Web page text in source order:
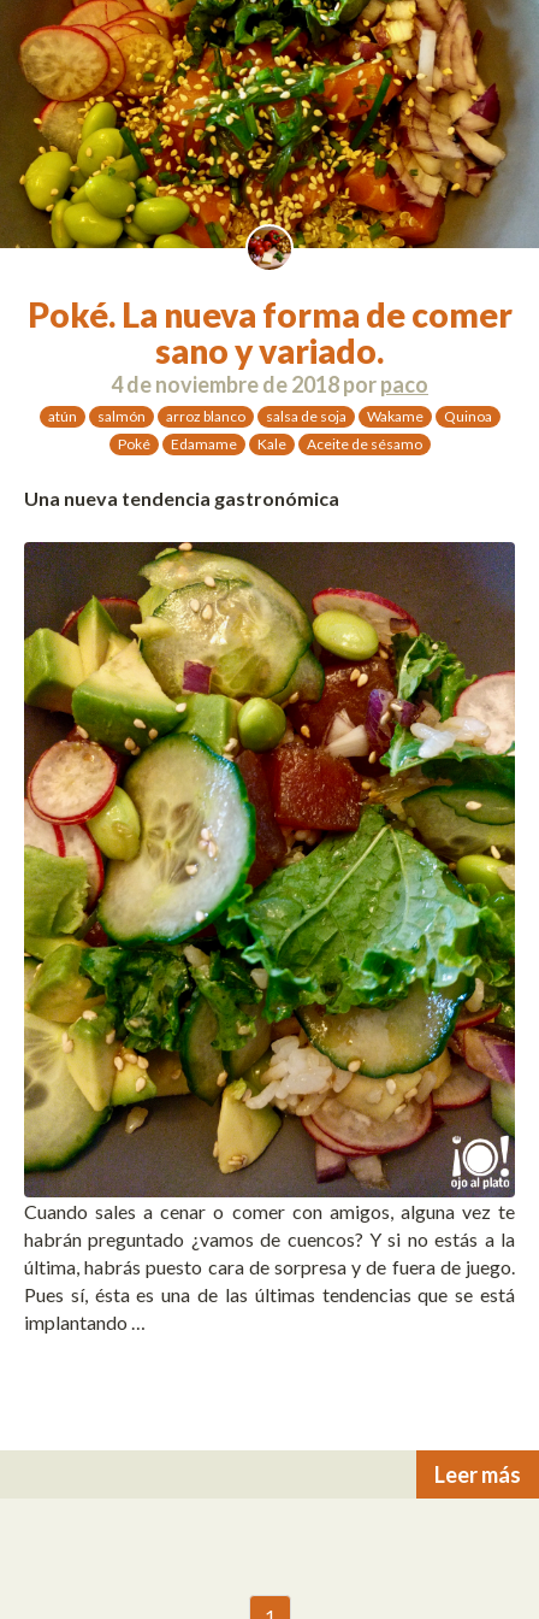
Poké. La nueva forma de comer
sano y variado.
4 de noviembre de 2018porpaco
atún salmón arroz blanco salsa de soja Wakame
Quinoa
Poké
Edamame Kale Aceite de sésamo
Una nueva tendencia gastronómica
Cuando sales a cenar o comer con amigos, alguna vez te
habrán preguntado ¿vamos de cuencos? Y si no estás a la
última, habrás puesto cara de sorpresa y de fuera de juego.
Pues sí, ésta es una de las últimas tendencias que se está
implantando …
Leer más